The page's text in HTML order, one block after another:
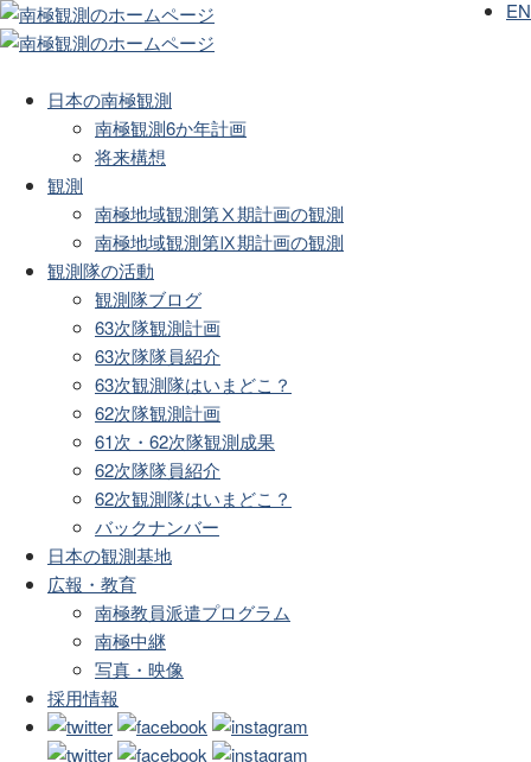
日本の南極観測
南極観測6か年計画
将来構想
観測
南極地域観測第Ⅹ期計画の観測
南極地域観測第Ⅸ期計画の観測
観測隊の活動
観測隊ブログ
63次隊観測計画
63次隊隊員紹介
63次観測隊はいまどこ？
62次隊観測計画
61次・62次隊観測成果
62次隊隊員紹介
62次観測隊はいまどこ？
バックナンバー
日本の観測基地
広報・教育
南極教員派遣プログラム
南極中継
写真・映像
採用情報
EN